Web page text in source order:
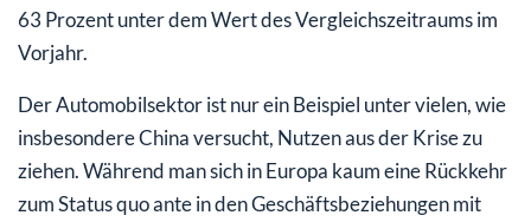
63 Prozent unter dem Wert des Vergleichszeitraums im
Vorjahr.
Der Automobilsektor ist nur ein Beispiel unter vielen, wie
insbesondere China versucht, Nutzen aus der Krise zu
ziehen. Während man sich in Europa kaum eine Rückkehr
zum Status quo ante in den Geschäftsbeziehungen mit